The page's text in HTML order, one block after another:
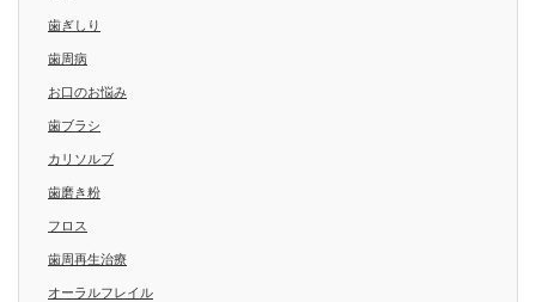
歯ぎしり
歯周病
お口のお悩み
歯ブラシ
カリソルブ
歯磨き粉
フロス
歯周再生治療
オーラルフレイル